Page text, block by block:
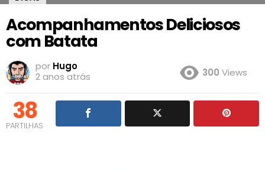
Acompanhamentos Deliciosos
com Batata
por Hugo
2 anos atrás
300 Views
38
PARTILHAS